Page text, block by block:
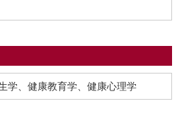
学、健康教育学、健康心理学